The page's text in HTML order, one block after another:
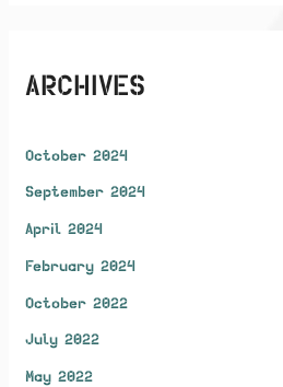
ARCHIVES
October 2024
September 2024
April 2024
February 2024
October 2022
July 2022
May 2022